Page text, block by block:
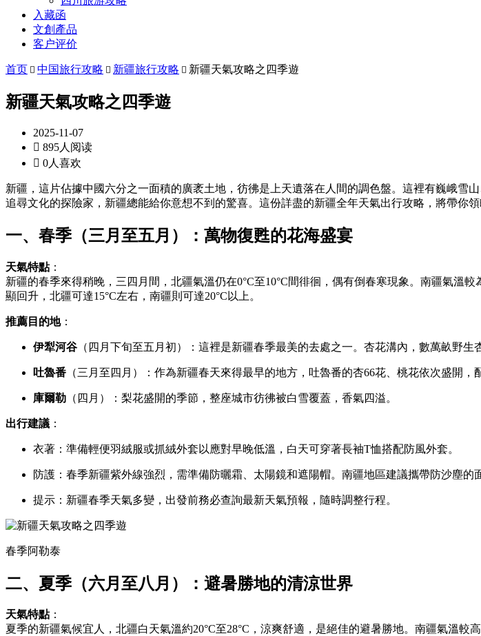
入藏函
文創產品
客户评价
首页  中国旅行攻略  新疆旅行攻略  新疆天氣攻略之四季遊
新疆天氣攻略之四季遊
2025-11-07
 895人阅读
 0人喜欢
新疆，這片佔據中國六分之一面積的廣袤土地，彷彿是上天遺落在人間的調色盤。這裡有巍峨
追尋文化的探險家，新疆總能給你意想不到的驚喜。這份詳盡的新疆全年天氣出行攻略，將帶你
一、春季（三月至五月）：萬物復甦的花海盛宴
天氣特點：
新疆的春季來得稍晚，三四月間，北疆氣溫仍在0°C至10°C間徘徊，偶有倒春寒現象。南疆氣溫
顯回升，北疆可達15°C左右，南疆則可達20°C以上。
推薦目的地：
伊犁河谷 （四月下旬至五月初）：這裡是新疆春季最美的去處之一。杏花溝內，數萬畝野
吐魯番 （三月至四月）：作為新疆春天來得最早的地方，吐魯番的杏66花、桃花依次盛開，
庫爾勒 （四月）：梨花盛開的季節，整座城市彷彿被白雪覆蓋，香氣四溢。
出行建議 ：
衣著：準備輕便羽絨服或抓絨外套以應對早晚低溫，白天可穿著長袖T恤搭配防風外套。
防護：春季新疆紫外線強烈，需準備防曬霜、太陽鏡和遮陽帽。南疆地區建議攜帶防沙塵的
提示：新疆春季天氣多變，出發前務必查詢最新天氣預報，隨時調整行程。
春季阿勒泰
二、夏季（六月至八月）：避暑勝地的清涼世界
天氣特點：
夏季的新疆氣候宜人，北疆白天氣溫約20°C至28°C，涼爽舒適，是絕佳的避暑勝地。南疆氣溫較